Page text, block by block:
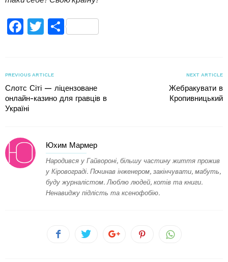
Facebook
TwitterПоділитися
PREVIOUS ARTICLE
Слотс Сіті — ліцензоване
онлайн-казино для гравців в
Україні
NEXT ARTICLE
Жебракувати в
Кропивницький
Юхим Мармер
Народився у Гайвороні, більшу частину життя прожив
у Кіровограді. Починав інженером, закінчувати, мабуть,
буду журналістом. Люблю людей, котів та книги.
Ненавиджу підлість та ксенофобію.